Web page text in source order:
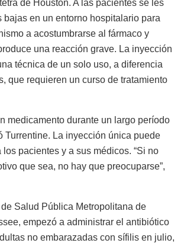
de Houston. A las pacientes se les
bajas en un entorno hospitalario para
a acostumbrarse al fármaco y
una reacción grave. La inyección
técnica de un solo uso, a diferencia
que requieren un curso de tratamiento
medicamento durante un largo período
Turrentine. La inyección única puede
pacientes y a sus médicos. “Si no
que sea, no hay que preocuparse”,
Salud Pública Metropolitana de
empezó a administrar el antibiótico
no embarazadas con sífilis en julio,